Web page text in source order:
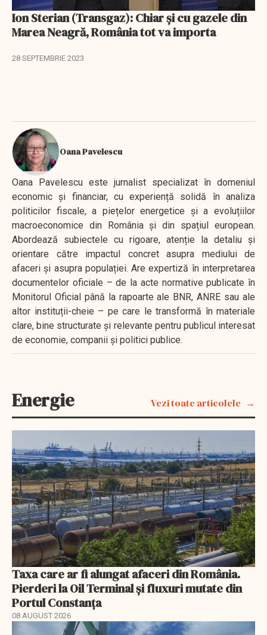
Ion Sterian (Transgaz): Chiar și cu gazele din
Marea Neagră, România tot va importa
28 SEPTEMBRIE 2023
Oana Pavelescu
Oana Pavelescu este jurnalist specializat în domeniul
economic și financiar, cu experiență solidă în analiza
politicilor fiscale, a piețelor energetice și a evoluțiilor
macroeconomice din România și din spațiul european.
Abordează subiectele cu rigoare, atenție la detaliu și
orientare către impactul concret asupra mediului de
afaceri și asupra populației. Are expertiză în interpretarea
documentelor oficiale – de la acte normative publicate în
Monitorul Oficial până la rapoarte ale BNR, ANRE sau ale
altor instituții-cheie – pe care le transformă în materiale
clare, bine structurate și relevante pentru publicul interesat
de economie, companii și politici publice.
Energie Vezi toate articolele
Taxa care ar fi alungat afaceri din România.
Pierderi la Oil Terminal și fluxuri mutate din
Portul Constanța
08 AUGUST 2026